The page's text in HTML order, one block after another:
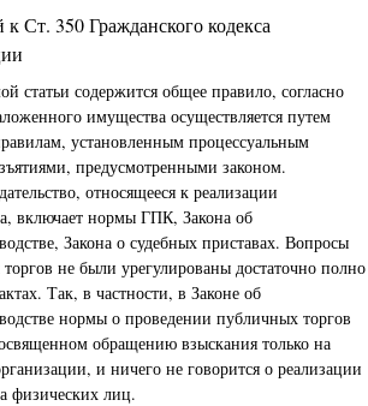
Ст. 350 Гражданского кодекса
статьи содержится общее правило, согласно
имущества осуществляется путем
установленным процессуальным
предусмотренными законом.
относящееся к реализации
включает нормы ГПК, Закона об
Закона о судебных приставах. Вопросы
не были урегулированы достаточно полно
Так, в частности, в Законе об
нормы о проведении публичных торгов
обращению взыскания только на
и ничего не говорится о реализации
физических лиц.